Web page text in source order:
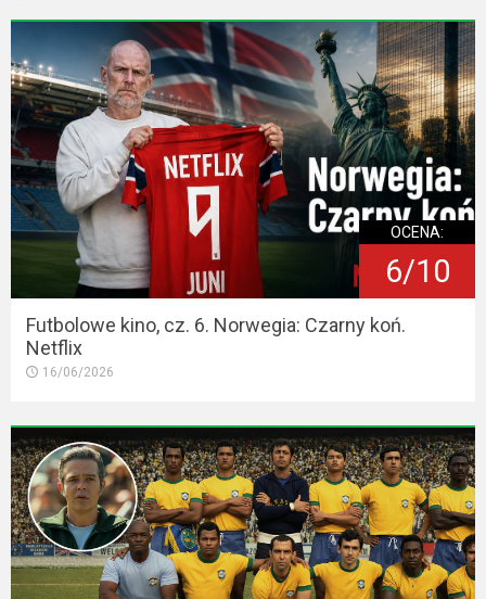
OCENA:
6/10
Futbolowe kino, cz. 6. Norwegia: Czarny koń.
Netflix
16/06/2026